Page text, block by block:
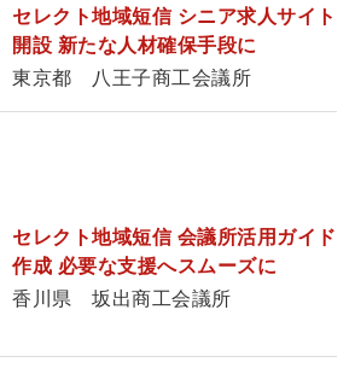
セレクト地域短信 シニア求人サイト
開設 新たな人材確保手段に
東京都 八王子商工会議所
セレクト地域短信 会議所活用ガイド
作成 必要な支援へスムーズに
香川県 坂出商工会議所